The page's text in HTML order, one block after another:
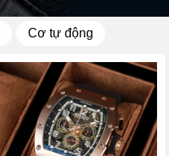
Cơ tự động